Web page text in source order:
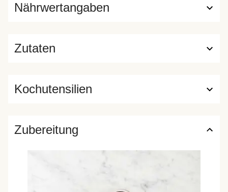
Zutaten
Nährwertangaben
Kochutensilien
Zubereitung